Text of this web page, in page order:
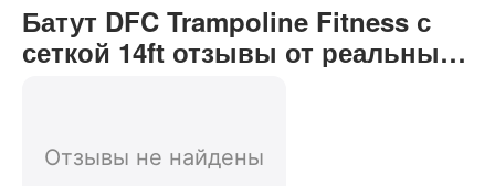
Батут DFC Trampoline Fitness с
сеткой 14ft отзывы от реальных
Отзывы не найдены